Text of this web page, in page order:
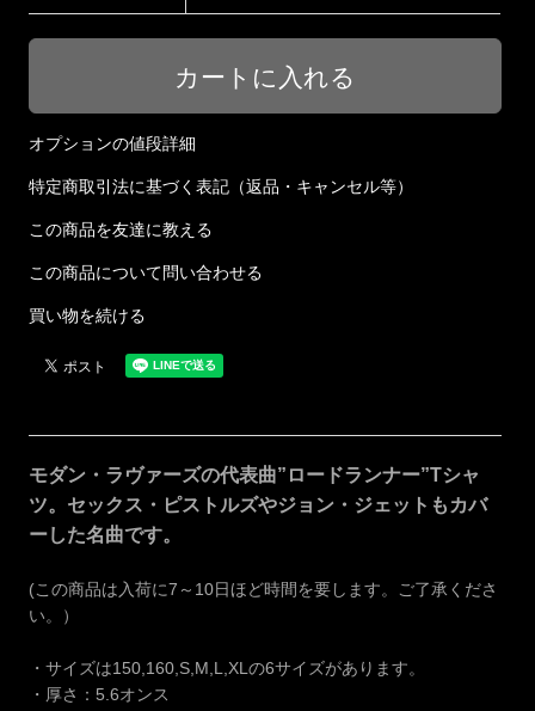
オプションの値段詳細
特定商取引法に基づく表記（返品・キャンセル等）
この商品を友達に教える
この商品について問い合わせる
買い物を続ける
モダン・ラヴァーズの代表曲”ロードランナー”Tシャ
ツ。セックス・ピストルズやジョン・ジェットもカバ
ーした名曲です。
(この商品は入荷に7～10日ほど時間を要します。ご了承くださ
い。）
・サイズは150,160,S,M,L,XLの6サイズがあります。
・厚さ：5.6オンス